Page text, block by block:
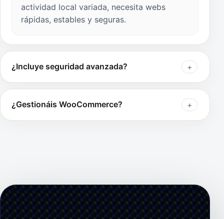
actividad local variada, necesita webs
rápidas, estables y seguras.
¿Incluye seguridad avanzada?
¿Gestionáis WooCommerce?